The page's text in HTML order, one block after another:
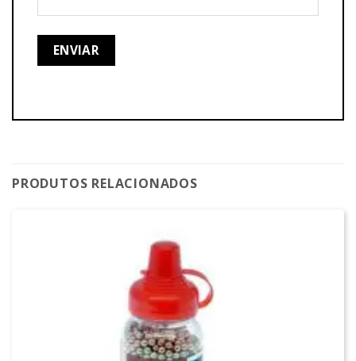
PRODUTOS RELACIONADOS